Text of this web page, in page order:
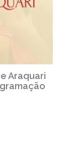
Araquari